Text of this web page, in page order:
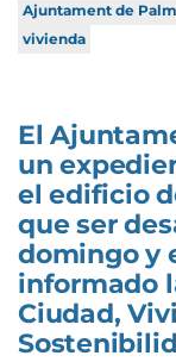
Ajuntament de
vivienda
El
un
el edificio
que ser
domingo y
informado
Ciudad,